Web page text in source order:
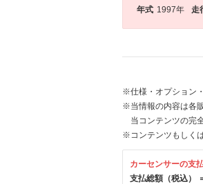
年式 1997年 走
※仕様・オプション
※当情報の内容は各
当コンテンツの完
※コンテンツもしく
カーセンサーの支
支払総額（税込）